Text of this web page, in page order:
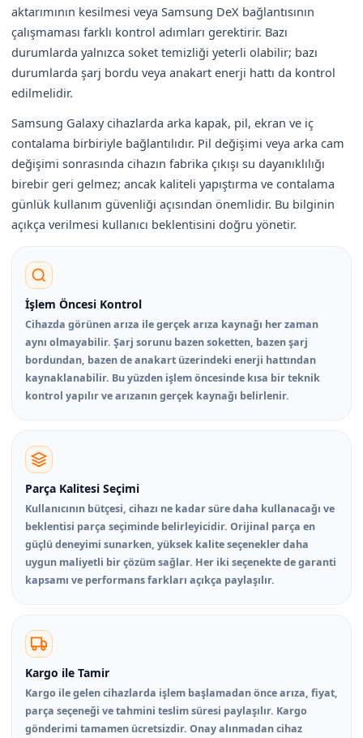
aktarımının kesilmesi veya Samsung DeX bağlantısının
çalışmaması farklı kontrol adımları gerektirir. Bazı
durumlarda yalnızca soket temizliği yeterli olabilir; bazı
durumlarda şarj bordu veya anakart enerji hattı da kontrol
edilmelidir.
Samsung Galaxy cihazlarda arka kapak, pil, ekran ve iç
contalama birbiriyle bağlantılıdır. Pil değişimi veya arka cam
değişimi sonrasında cihazın fabrika çıkışı su dayanıklılığı
birebir geri gelmez; ancak kaliteli yapıştırma ve contalama
günlük kullanım güvenliği açısından önemlidir. Bu bilginin
açıkça verilmesi kullanıcı beklentisini doğru yönetir.
İşlem Öncesi Kontrol
Cihazda görünen arıza ile gerçek arıza kaynağı her zaman
aynı olmayabilir. Şarj sorunu bazen soketten, bazen şarj
bordundan, bazen de anakart üzerindeki enerji hattından
kaynaklanabilir. Bu yüzden işlem öncesinde kısa bir teknik
kontrol yapılır ve arızanın gerçek kaynağı belirlenir.
Parça Kalitesi Seçimi
Kullanıcının bütçesi, cihazı ne kadar süre daha kullanacağı ve
beklentisi parça seçiminde belirleyicidir. Orijinal parça en
güçlü deneyimi sunarken, yüksek kalite seçenekler daha
uygun maliyetli bir çözüm sağlar. Her iki seçenekte de garanti
kapsamı ve performans farkları açıkça paylaşılır.
Kargo ile Tamir
Kargo ile gelen cihazlarda işlem başlamadan önce arıza, fiyat,
parça seçeneği ve tahmini teslim süresi paylaşılır. Kargo
gönderimi tamamen ücretsizdir. Onay alınmadan cihaz